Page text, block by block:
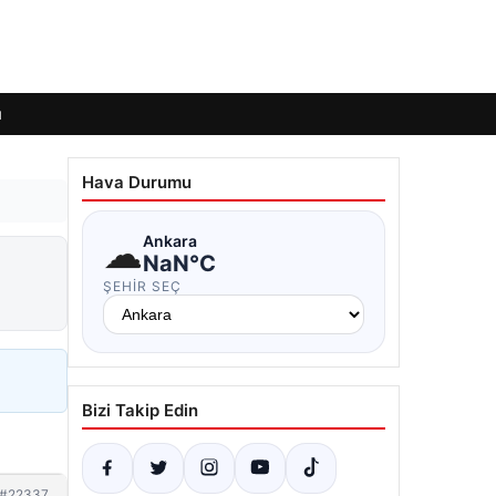
Hava Durumu
☁Ankara
NaN°C
ŞEHIR SEÇ
Bizi Takip Edin